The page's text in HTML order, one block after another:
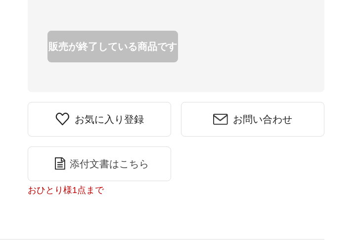
販売が終了している商品です
お気に入り登録 お問い合わせ
添付文書はこちら
おひとり様1点まで